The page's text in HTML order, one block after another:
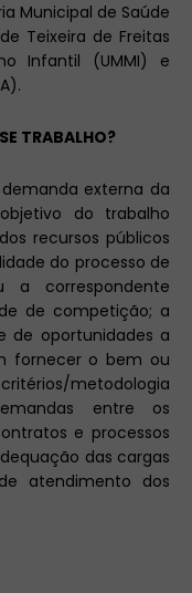
Municipal de Saúde
Teixeira de Freitas
Infantil (UMMI) e
TRABALHO?
externa da
do trabalho
recursos públicos
do processo de
a correspondente
de competição; a
de oportunidades a
fornecer o bem ou
metodologia
entre os
e processos
das cargas
atendimento dos